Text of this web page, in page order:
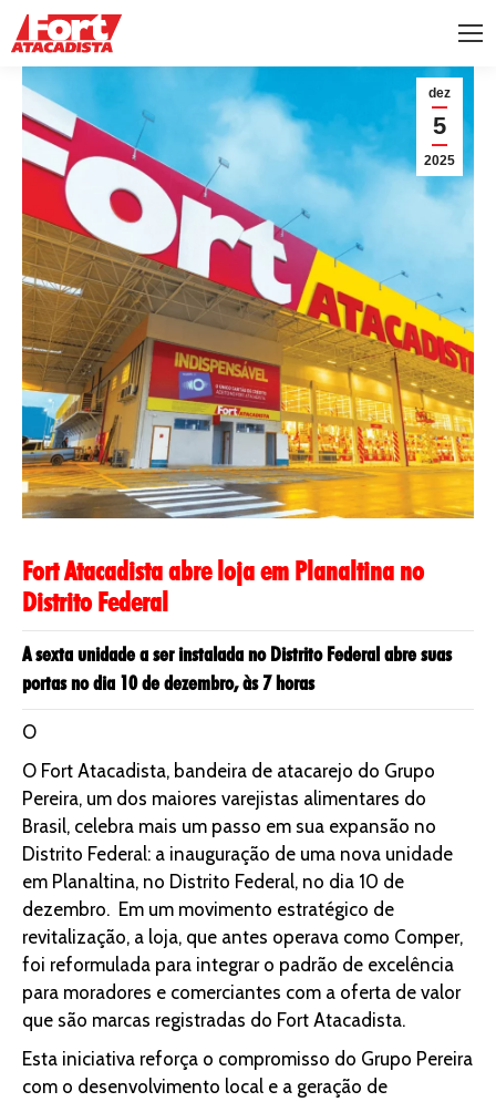
dez
5
2025
Fort Atacadista abre loja em Planaltina no
Distrito Federal
A sexta unidade a ser instalada no Distrito Federal abre suas
portas no dia 10 de dezembro, às 7 horas
O
O Fort Atacadista, bandeira de atacarejo do Grupo
Pereira, um dos maiores varejistas alimentares do
Brasil, celebra mais um passo em sua expansão no
Distrito Federal: a inauguração de uma nova unidade
em Planaltina, no Distrito Federal, no dia 10 de
dezembro. Em um movimento estratégico de
revitalização, a loja, que antes operava como Comper,
foi reformulada para integrar o padrão de excelência
para moradores e comerciantes com a oferta de valor
que são marcas registradas do Fort Atacadista.
Esta iniciativa reforça o compromisso do Grupo Pereira
com o desenvolvimento local e a geração de